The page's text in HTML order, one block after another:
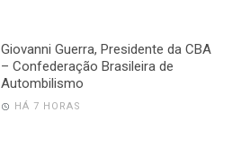
Giovanni Guerra, Presidente da CBA
– Confederação Brasileira de
Autombilismo
HÁ 7 HORAS